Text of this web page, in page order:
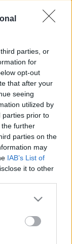
parties, or
for
opt-out
that after your
seeing
utilized by
parties prior to
further
parties on the
may
IAB’s List of
it to other
more Google
may click to
party tags to
below Google
pedagógiai
és tudomány,
magával
közösségi
és tárgyak
és
és
legyen a
ház,
bármilyen
látogatók
élmény
megtanulják e